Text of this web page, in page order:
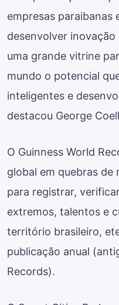
empresas paraibanas
desenvolver
uma grande vitrine
mundo o potencial
inteligentes e
destacou George
O Guinness World
global em quebras de
para registrar,
extremos, talentos e
território brasileiro,
publicação anual
Records).